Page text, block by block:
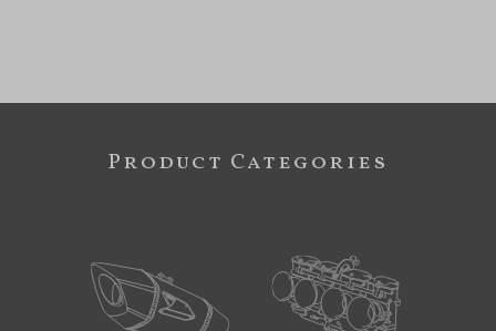
行います。
2. 当社は、個人情報をご提供いただく場合は、
お客様に使用目的を通知した上、必要な範囲の情
人情報は適切に管理し、次の場合を除き、第三者
には開示・提供はいたしません。
Product Categories